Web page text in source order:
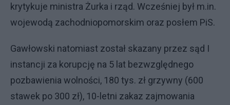
krytykuje ministra Żurka i rząd. Wcześniej był m.in.
wojewodą zachodniopomorskim oraz posłem PiS.
Gawłowski natomiast został skazany przez sąd I
instancji za korupcję na 5 lat bezwzględnego
pozbawienia wolności, 180 tys. zł grzywny (600
stawek po 300 zł), 10-letni zakaz zajmowania